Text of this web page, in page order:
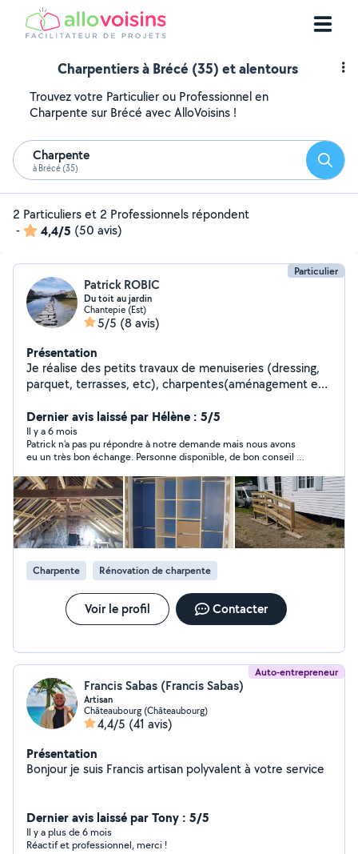
Charpentiers à Brécé (35) et alentours
Trouvez votre Particulier ou Professionnel en
Charpente sur Brécé avec AlloVoisins !
Charpente
à Brécé (35)
2 Particuliers et 2 Professionnels répondent
-
4,4/5 (50 avis)
Particulier
Patrick ROBIC
Du toit au jardin
Chantepie (Est)
5/5 (8 avis)
Présentation
Je réalise des petits travaux de menuiseries (dressing,
parquet, terrasses, etc), charpentes(aménagement et
bois, abri de jardin. Transport et covoiturage. Je ne peux
répondre que 4 fois/ mois, alors si vous êtes pas trop
pressé. Je vous réponds dans quelques jours !!
Dernier avis laissé par Hélène : 5/5
Il y a 6 mois
Patrick n'a pas pu répondre à notre demande mais nous avons
eu un très bon échange. Personne disponible, de bon conseil et
Charpente Rénovation de charpente
Voir le profil Contacter
Auto-entrepreneur
Francis Sabas (Francis Sabas)
Artisan
Châteaubourg (Châteaubourg)
4,4/5 (41 avis)
Présentation
Bonjour je suis Francis artisan polyvalent à votre service
Dernier avis laissé par Tony : 5/5
Il y a plus de 6 mois
Réactif et professionnel, merci !